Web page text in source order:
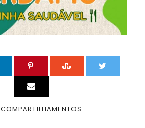
COMPARTILHAMENTOS